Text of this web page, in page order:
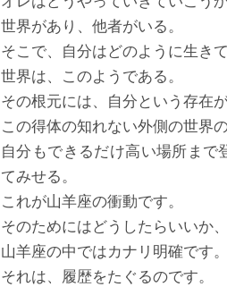
世界があり、他者がいる。
そこで、自分はどのように生きて
世界は、このようである。
その根元には、自分という存在が
この得体の知れない外側の世界の
自分もできるだけ高い場所ま
てみせる。
これが山羊座の衝動です。
そのためにはどうしたらいいか
山羊座の中ではカナリ明確です。
それは、履歴をたぐるのです。